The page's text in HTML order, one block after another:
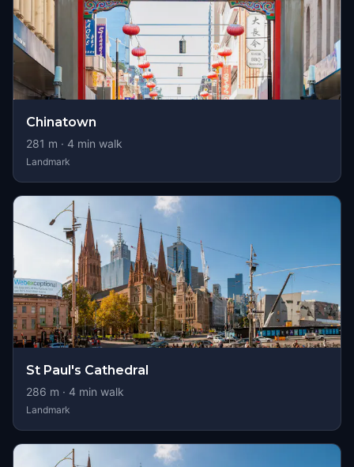
Chinatown
281 m · 4 min walk
Landmark
St Paul's Cathedral
286 m · 4 min walk
Landmark